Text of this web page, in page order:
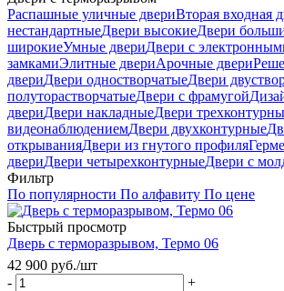
Распашные уличные двериВторая входная
нестандартныеДвери высокиеДвери
широкиеУмные двериДвери с
замкамиЭлитные двериАрочные двери
двериДвери одностворчатыеДвери
полуторастворчатыеДвери с фрамугой
двериДвери накладныеДвери
видеонаблюдениемДвери двухконтурные
открыванияДвери из гнутого профиля
двериДвери четырехконтурныеДвери с
Фильтр
По популярности По алфавиту По цене
Быстрый просмотр
Дверь с терморазрывом, Термо 06
42 900 руб./шт
-
+